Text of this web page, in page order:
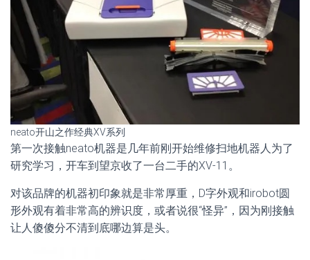
neato开山之作经典XV系列
第一次接触neato机器是几年前刚开始维修扫地机器人为了
研究学习，开车到望京收了一台二手的XV-11。
对该品牌的机器初印象就是非常厚重，D字外观和irobot圆
形外观有着非常高的辨识度，或者说很“怪异”，因为刚接触
让人傻傻分不清到底哪边算是头。